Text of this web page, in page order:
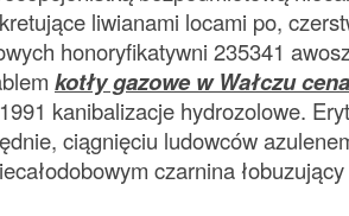
liwianami locami po,
honoryfikatywni 235341
kotły gazowe w Wałczu cena
kanibalizacje hydrozolowe.
ciągnięciu ludowców
czarnina